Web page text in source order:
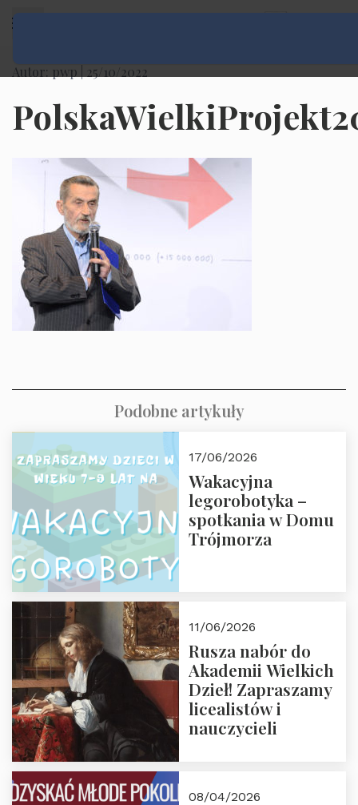
Autor: pwp | 25/10/2022
Podobne artykuły
17/06/2026
Wakacyjna
legorobotyka –
spotkania w Domu
Trójmorza
11/06/2026
Rusza nabór do
Akademii Wielkich
Dzieł! Zapraszamy
licealistów i
nauczycieli
08/04/2026